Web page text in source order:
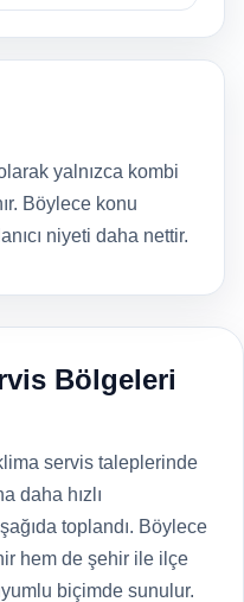
yalnızca kombi
Böylece konu
niyeti daha nettir.
Bölgeleri
servis taleplerinde
daha hızlı
toplandı. Böylece
hem de şehir ile ilçe
biçimde sunulur.